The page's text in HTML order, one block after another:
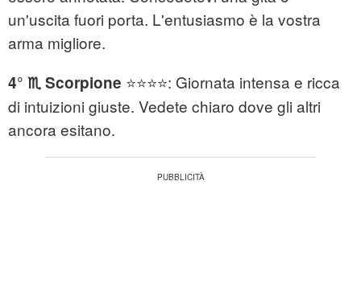
un'uscita fuori porta. L'entusiasmo è la vostra
arma migliore.
4° ♏ Scorpione ⭐⭐⭐⭐: Giornata intensa e ricca
di intuizioni giuste. Vedete chiaro dove gli altri
ancora esitano.